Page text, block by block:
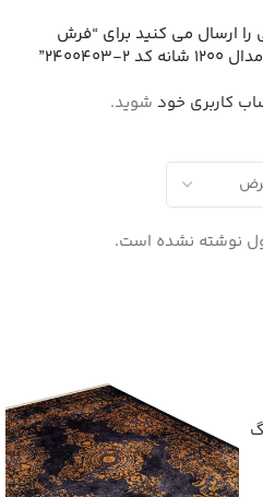
نوشته نشده است.
را ارسال می کنید برای “فرش
کاربری خود شوید.